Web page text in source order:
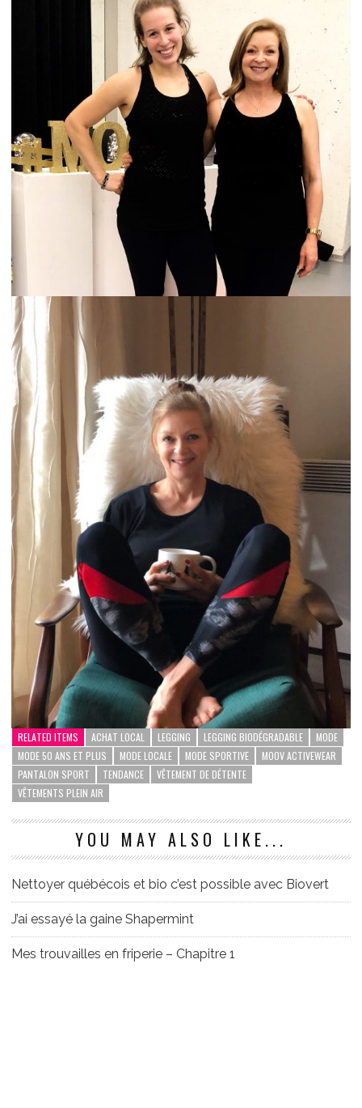
RELATED ITEMS ACHAT LOCAL LEGGING LEGGING BIODÉGRADABLE
MODE
MODE 50 ANS ET PLUS
MODE LOCALE MODE SPORTIVE
MOOV ACTIVEWEAR
PANTALON SPORT
TENDANCE
VÊTEMENT DE DÉTENTE
VÊTEMENTS PLEIN AIR
YOU MAY ALSO LIKE...
Nettoyer québécois et bio c’est possible avec Biovert
J’ai essayé la gaine Shapermint
Mes trouvailles en friperie – Chapitre 1